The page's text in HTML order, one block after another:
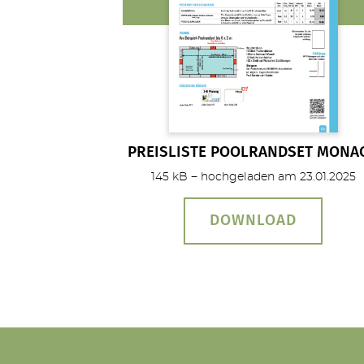
PREISLISTE POOLRANDSET
145 kB − hochgeladen am 23.01.2025
DOWNLOAD